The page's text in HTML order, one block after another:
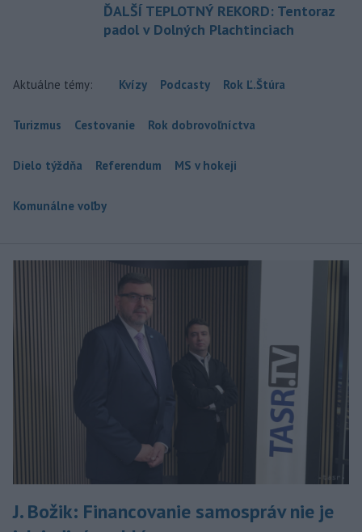
ĎALŠÍ TEPLOTNÝ REKORD: Tentoraz
padol v Dolných Plachtinciach
Aktuálne témy: Kvízy Podcasty Rok Ľ.Štúra
Turizmus Cestovanie Rok dobrovoľníctva
Dielo týždňa Referendum MS v hokeji
Komunálne voľby
J. Božik: Financovanie samospráv nie je